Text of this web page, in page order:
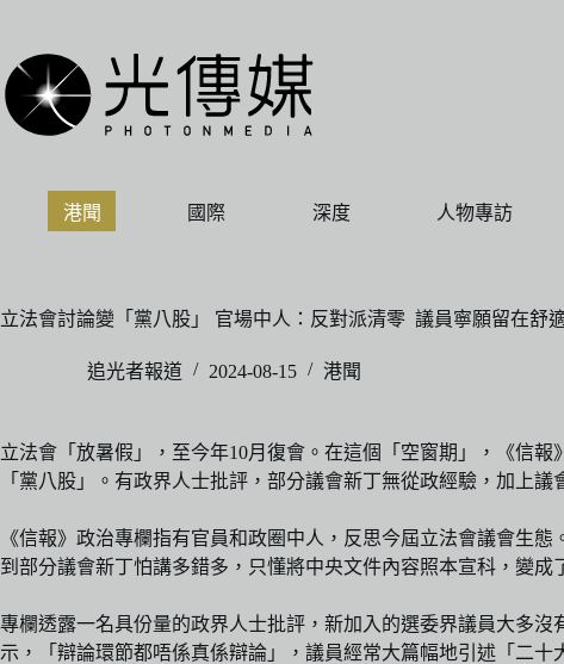
主
要
內
港聞 國際 深度 人物專訪
立法會討論變「黨八股」 官場中人：反對派清零 議員寧願留在舒
追光者報道 2024-08-15 港聞
立法會「放暑假」，至今年10月復會。在這個「空窗期」，《信
「黨八股」。有政界人士批評，部分議會新丁無從政經驗，加上
《信報》政治專欄指有官員和政圈中人，反思今屆立法會議會生
到部分議會新丁怕講多錯多，只懂將中央文件內容照本宣科，變成
專欄透露一名具份量的政界人士批評，新加入的選委界議員大多
示，「辯論環節都唔係真係辯論」，議員經常大篇幅地引述「二